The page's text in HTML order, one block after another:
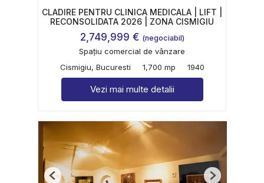
CLADIRE PENTRU CLINICA MEDICALA | LIFT |
RECONSOLIDATA 2026 | ZONA CISMIGIU
2,749,999 € (negociabil)
Spațiu comercial de vânzare
Cismigiu, Bucuresti
1,700 mp 1940
Vezi mai multe detalii
Previous Next